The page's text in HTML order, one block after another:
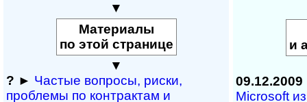
▼
Материалы
по этой странице
▼
? ► Частые вопросы, рис­ки,
проблемы по конт­рактам и
и
09.12.2009
Microsoft